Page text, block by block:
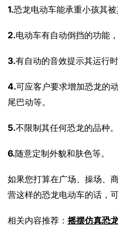
1.恐龙电动车能承重小孩其被
2.电动车有自动倒挡的功能
3.有自动的音效提示其运行时
4.可应客户要求增加恐龙的
尾巴动等。
5.不限制其任何恐龙的品种。
6.随意定制外貌和肤色等。
如果您打算在广场、操场、
营这样的恐龙电动车的话，
相关内容推荐： 摇摆仿真恐